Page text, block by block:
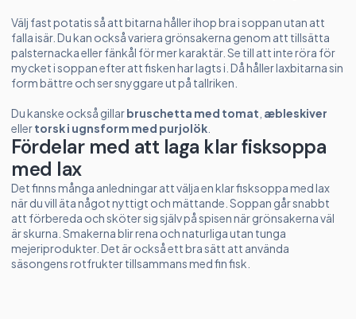
Fördelar med att laga klar fisksoppa
med lax
Det finns många anledningar att välja en klar fisksoppa med lax
när du vill äta något nyttigt och mättande. Soppan går snabbt
att förbereda och sköter sig själv på spisen när grönsakerna väl
är skurna. Smakerna blir rena och naturliga utan tunga
mejeriprodukter. Det är också ett bra sätt att använda
säsongens rotfrukter tillsammans med fin fisk.
Välj fast potatis så att bitarna håller ihop bra i soppan utan att
falla isär. Du kan också variera grönsakerna genom att tillsätta
palsternacka eller fänkål för mer karaktär. Se till att inte röra för
mycket i soppan efter att fisken har lagts i. Då håller laxbitarna sin
form bättre och ser snyggare ut på tallriken.
Du kanske också gillarbruschetta med tomat æbleskiver
ellertorsk i ugnsform med purjolök